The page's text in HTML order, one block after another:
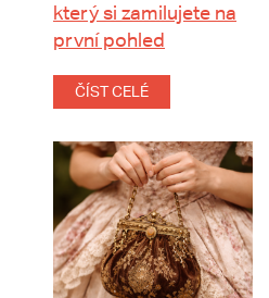
který si zamilujete na
první pohled
ČÍST CELÉ